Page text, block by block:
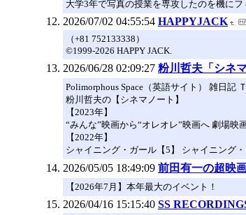
大学3年で写真の授業を専攻したのを機に
2026/07/02 04:55:54 HAPPYJACK
（+81 752133338）
©1999-2026 HAPPY JACK.
2026/06/28 02:09:27 粉川哲夫「シネ
Polimorphous Space（英語サイト） 雑日記
粉川哲夫の【シネマノート】
【2023年】
“みんな”映画から“オレオレ”映画へ 劇場
【2022年】
シャイニング・ガール【5】 シャイニング
2026/05/05 18:49:09 前田有一の超映
【2026年7月】本年最大のイベント！
2026/04/16 15:15:40 SS